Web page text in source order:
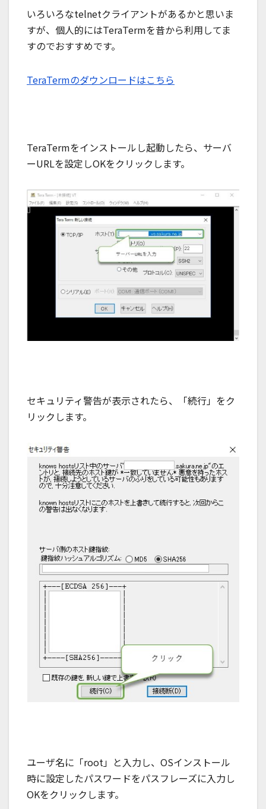
いろいろなtelnetクライアントがあるかと思いま
すが、個人的にはTeraTermを昔から利用してま
すのでおすすめです。
TeraTermのダウンロードはこちら
TeraTermをインストールし起動したら、サーバ
ーURLを設定しOKをクリックします。
セキュリティ警告が表示されたら、「続行」をク
リックします。
ユーザ名に「root」と入力し、OSインストール
時に設定したパスワードをパスフレーズに入力し
OKをクリックします。